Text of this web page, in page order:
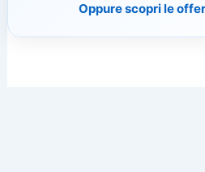
Oppure scopri le